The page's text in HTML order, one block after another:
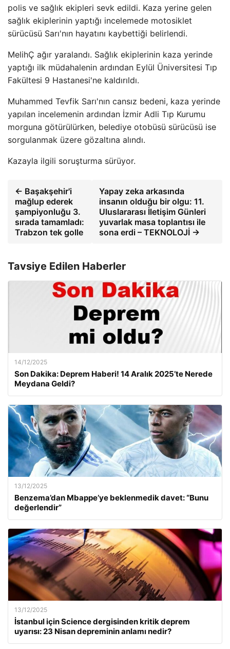
polis ve sağlık ekipleri sevk edildi. Kaza yerine gelen
sağlık ekiplerinin yaptığı incelemede motosiklet
sürücüsü Sarı'nın hayatını kaybettiği belirlendi.
MelihÇ ağır yaralandı. Sağlık ekiplerinin kaza yerinde
yaptığı ilk müdahalenin ardından Eylül Üniversitesi Tıp
Fakültesi 9 Hastanesi'ne kaldırıldı.
Muhammed Tevfik Sarı'nın cansız bedeni, kaza yerinde
yapılan incelemenin ardından İzmir Adli Tıp Kurumu
morguna götürülürken, belediye otobüsü sürücüsü ise
sorgulanmak üzere gözaltına alındı.
Kazayla ilgili soruşturma sürüyor.
← Başakşehir'i
mağlup ederek
şampiyonluğu 3.
sırada tamamladı:
Trabzon tek golle
Yapay zeka arkasında
insanın olduğu bir olgu: 11.
Uluslararası İletişim Günleri
yuvarlak masa toplantısı ile
sona erdi – TEKNOLOJİ →
Tavsiye Edilen Haberler
14/12/2025
Son Dakika: Deprem Haberi! 14 Aralık 2025’te Nerede
Meydana Geldi?
13/12/2025
Benzema’dan Mbappe’ye beklenmedik davet: “Bunu
değerlendir”
13/12/2025
İstanbul için Science dergisinden kritik deprem
uyarısı: 23 Nisan depreminin anlamı nedir?